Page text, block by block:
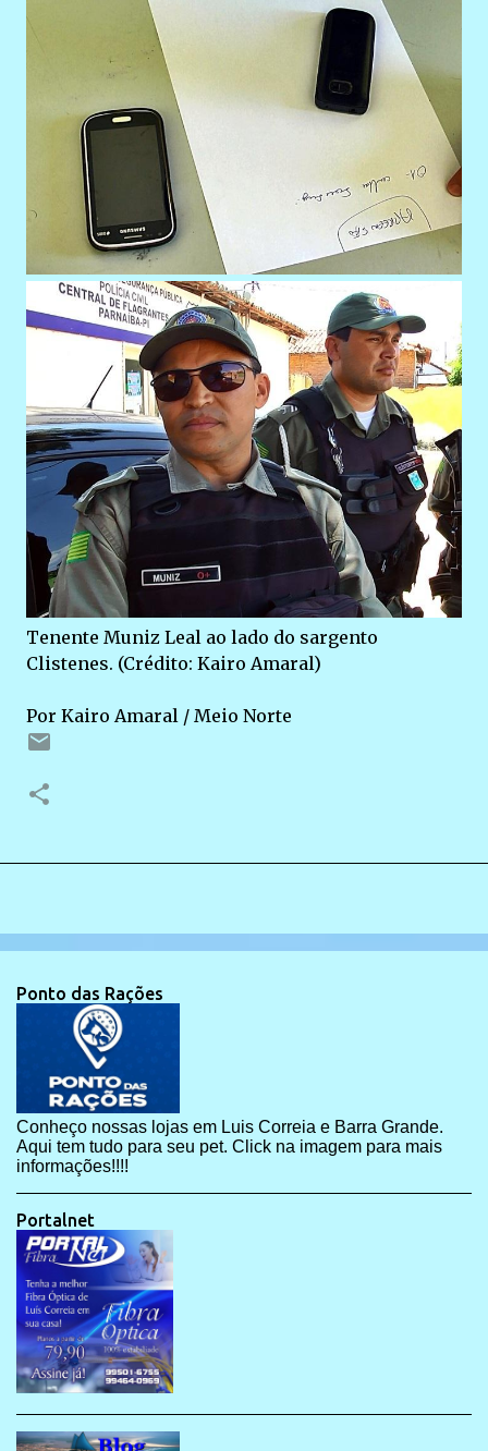
Tenente Muniz Leal ao lado do sargento
Clistenes. (Crédito: Kairo Amaral)
Por Kairo Amaral / Meio Norte
Ponto das Rações
Conheço nossas lojas em Luis Correia e Barra Grande.
Aqui tem tudo para seu pet. Click na imagem para mais
informações!!!!
Portalnet